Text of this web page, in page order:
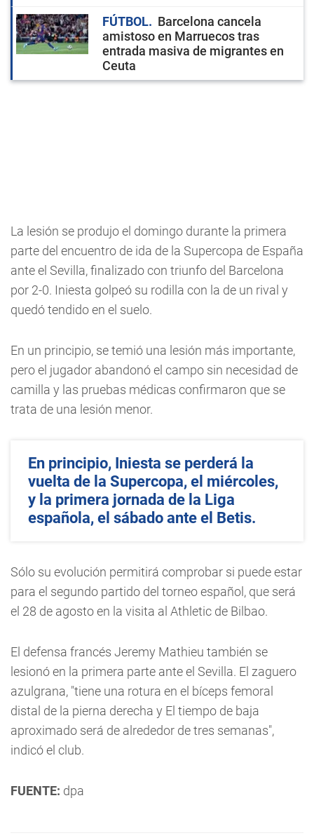
FÚTBOL
Barcelona cancela
amistoso en Marruecos tras
entrada masiva de migrantes en
Ceuta
La lesión se produjo el domingo durante la primera
parte del encuentro de ida de la Supercopa de España
ante el Sevilla, finalizado con triunfo del Barcelona
por 2-0. Iniesta golpeó su rodilla con la de un rival y
quedó tendido en el suelo.
En un principio, se temió una lesión más importante,
pero el jugador abandonó el campo sin necesidad de
camilla y las pruebas médicas confirmaron que se
trata de una lesión menor.
En principio, Iniesta se perderá la
vuelta de la Supercopa, el miércoles,
y la primera jornada de la Liga
española, el sábado ante el Betis.
Sólo su evolución permitirá comprobar si puede estar
para el segundo partido del torneo español, que será
el 28 de agosto en la visita al Athletic de Bilbao.
El defensa francés Jeremy Mathieu también se
lesionó en la primera parte ante el Sevilla. El zaguero
azulgrana, "tiene una rotura en el bíceps femoral
distal de la pierna derecha y El tiempo de baja
aproximado será de alrededor de tres semanas",
indicó el club.
FUENTE: dpa